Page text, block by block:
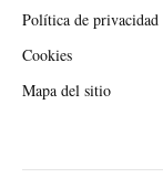
Política de privacidad
Cookies
Mapa del sitio